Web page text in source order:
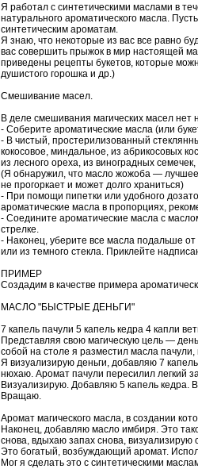
Я работал с синтетическими маслами в
натурального ароматического масла.
синтетическим ароматам.
Я знаю, что некоторые из вас все равно
вас совершить прыжок в мир настоящей
приведены рецепты букетов, которые
душистого горошка и др.)
Смешивание масел.
В деле смешивания магических масел нет
- Соберите ароматические масла (или
- В чистый, простерилизованный
кокосовое, миндальное, из абрикосовых
из лесного ореха, из виноградных
(Я обнаружил, что масло жожоба — лучшее
не прогоркает и может долго храниться)
- При помощи пипетки или удобного
ароматические масла в пропорциях,
- Соедините ароматические масла с
стрелке.
- Наконец, уберите все масла подальше
или из темного стекла. Приклейте
ПРИМЕР
Создадим в качестве примера
МАСЛО "БЫСТРЫЕ ДЕНЬГИ"
7 капель пачули 5 капель кедра 4 капли
Представляя свою магическую цель —
собой на столе я разместил масла
Я визуализирую деньги, добавляю 7
нюхаю. Аромат пачули пересилил легкий
Визуализирую. Добавляю 5 капель кедра.
Вращаю.
Аромат магического масла, в создании
Наконец, добавляю масло имбиря. Это
снова, вдыхаю запах снова, визуализирую
Это богатый, возбуждающий аромат.
Мог я сделать это с синтетическими